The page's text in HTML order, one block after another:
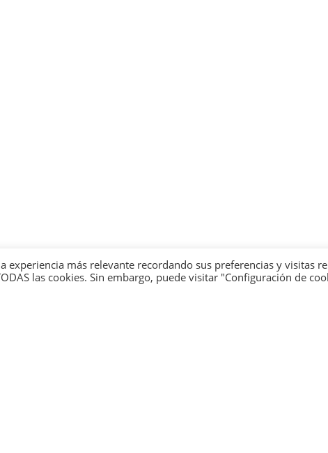
más relevante recordando sus preferencias y visitas
las cookies. Sin embargo, puede visitar "Configuración de